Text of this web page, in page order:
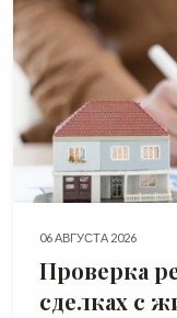
06 АВГУСТА 2026
Проверка
сделках с